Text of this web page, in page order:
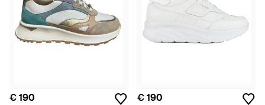
€ 190 € 190